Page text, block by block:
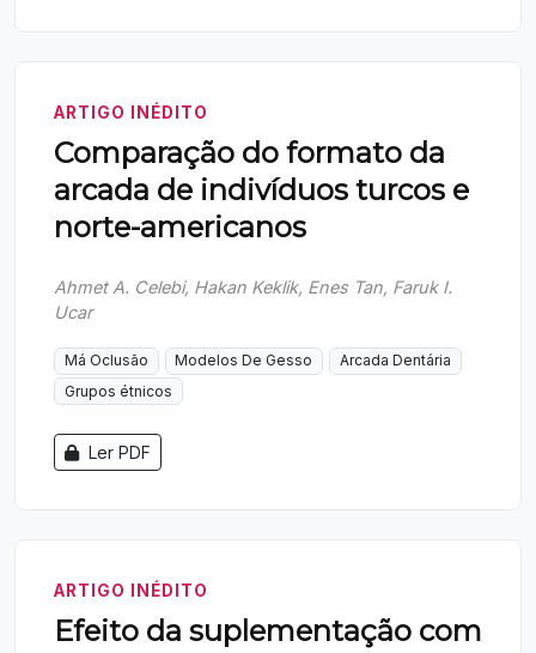
ARTIGO INÉDITO
Comparação do formato da
arcada de indivíduos turcos e
norte-americanos
Ahmet A. Celebi, Hakan Keklik, Enes Tan, Faruk I.
Ucar
Má Oclusão Modelos De Gesso
Arcada Dentária
Grupos étnicos
Ler PDF
ARTIGO INÉDITO
Efeito da suplementação com